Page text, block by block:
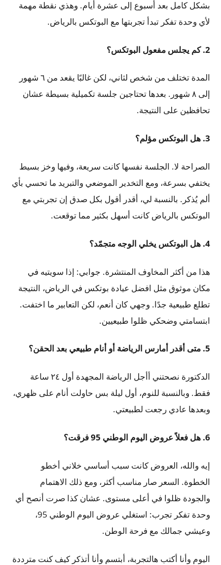
بشكل كامل بعد أسبوع إلى عشرة أيام. وهذي نقطة مهمة
لأي وحدة تفكر تبدأ تجربتها مع البوتكس بالرياض.
2. كم يجلس مفعول البوتكس؟
المدة تختلف من شخص لثاني، لكن غالبًا يقعد من ٦ شهور
إلى ٨ شهور. بعدها تحتاجين جلسة تكميلية بسيطة عشان
تحافظين على النتيجة.
3. هل البوتكس مؤلم؟
الصراحة لا. الجلسة نفسها كانت سريعة، وفيها وخز بسيط
يختفي بسرعة، ومع التخدير الموضعي والتبريد ما تحسي بأي
ألم يُذكر. بالنسبة لي، أقدر أقول بكل صدق إن تجربتي مع
البوتكس بالرياض كانت أسهل بكثير مما توقعت.
4. هل البوتكس يخلي الوجه متجمّد؟
هذا من أكثر المخاوف المنتشرة. جوابي: إذا سويتيه في
مكان موثوق مثل افضل عيادة بوتكس في الرياض، النتيجة
تطلع طبيعية جدًا. وجهي كان أنعم، لكن التعابير ما اختفت.
ابتسامتي وضحكي ظلوا طبيعيين.
5. متى أقدر أمارس الرياضة أو أنام طبيعي بعد الحقن؟
الدكتورة نصحتني أأجل الرياضة المجهدة أول ٢٤ ساعة
فقط. وبالنسبة للنوم، أول ليلة بس حاولت أنام على ظهري،
وبعدها عادي رجعت لطبيعتي.
6. هل فعلاً عروض اليوم الوطني 95 فرقت؟
إيه والله، العروض كانت سبب أساسي خلاني أخطو
الخطوة. السعر صار مناسب أكثر، ومع ذلك الاهتمام
والجودة ظلوا في أعلى مستوى. عشان كذا صرت أنصح أي
وحدة تفكر تجرب: استغلي عروض اليوم الوطني 95،
وعيشي جمالك مع فرحة الوطن.
اليوم وأنا أكتب هالتجربة، أبتسم وأنا أتذكر كيف كنت مترددة